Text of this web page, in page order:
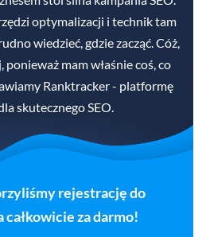
optymalizacji i technik tam
wiedzieć, gdzie zacząć. Cóż,
ponieważ mam właśnie coś, co
Ranktracker - platformę
skutecznego SEO.
rejestrację do
za darmo!